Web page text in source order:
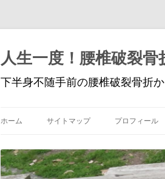
人生一度！腰椎破裂骨
下半身不随手前の腰椎破裂骨折
ホーム サイトマップ プロフィール